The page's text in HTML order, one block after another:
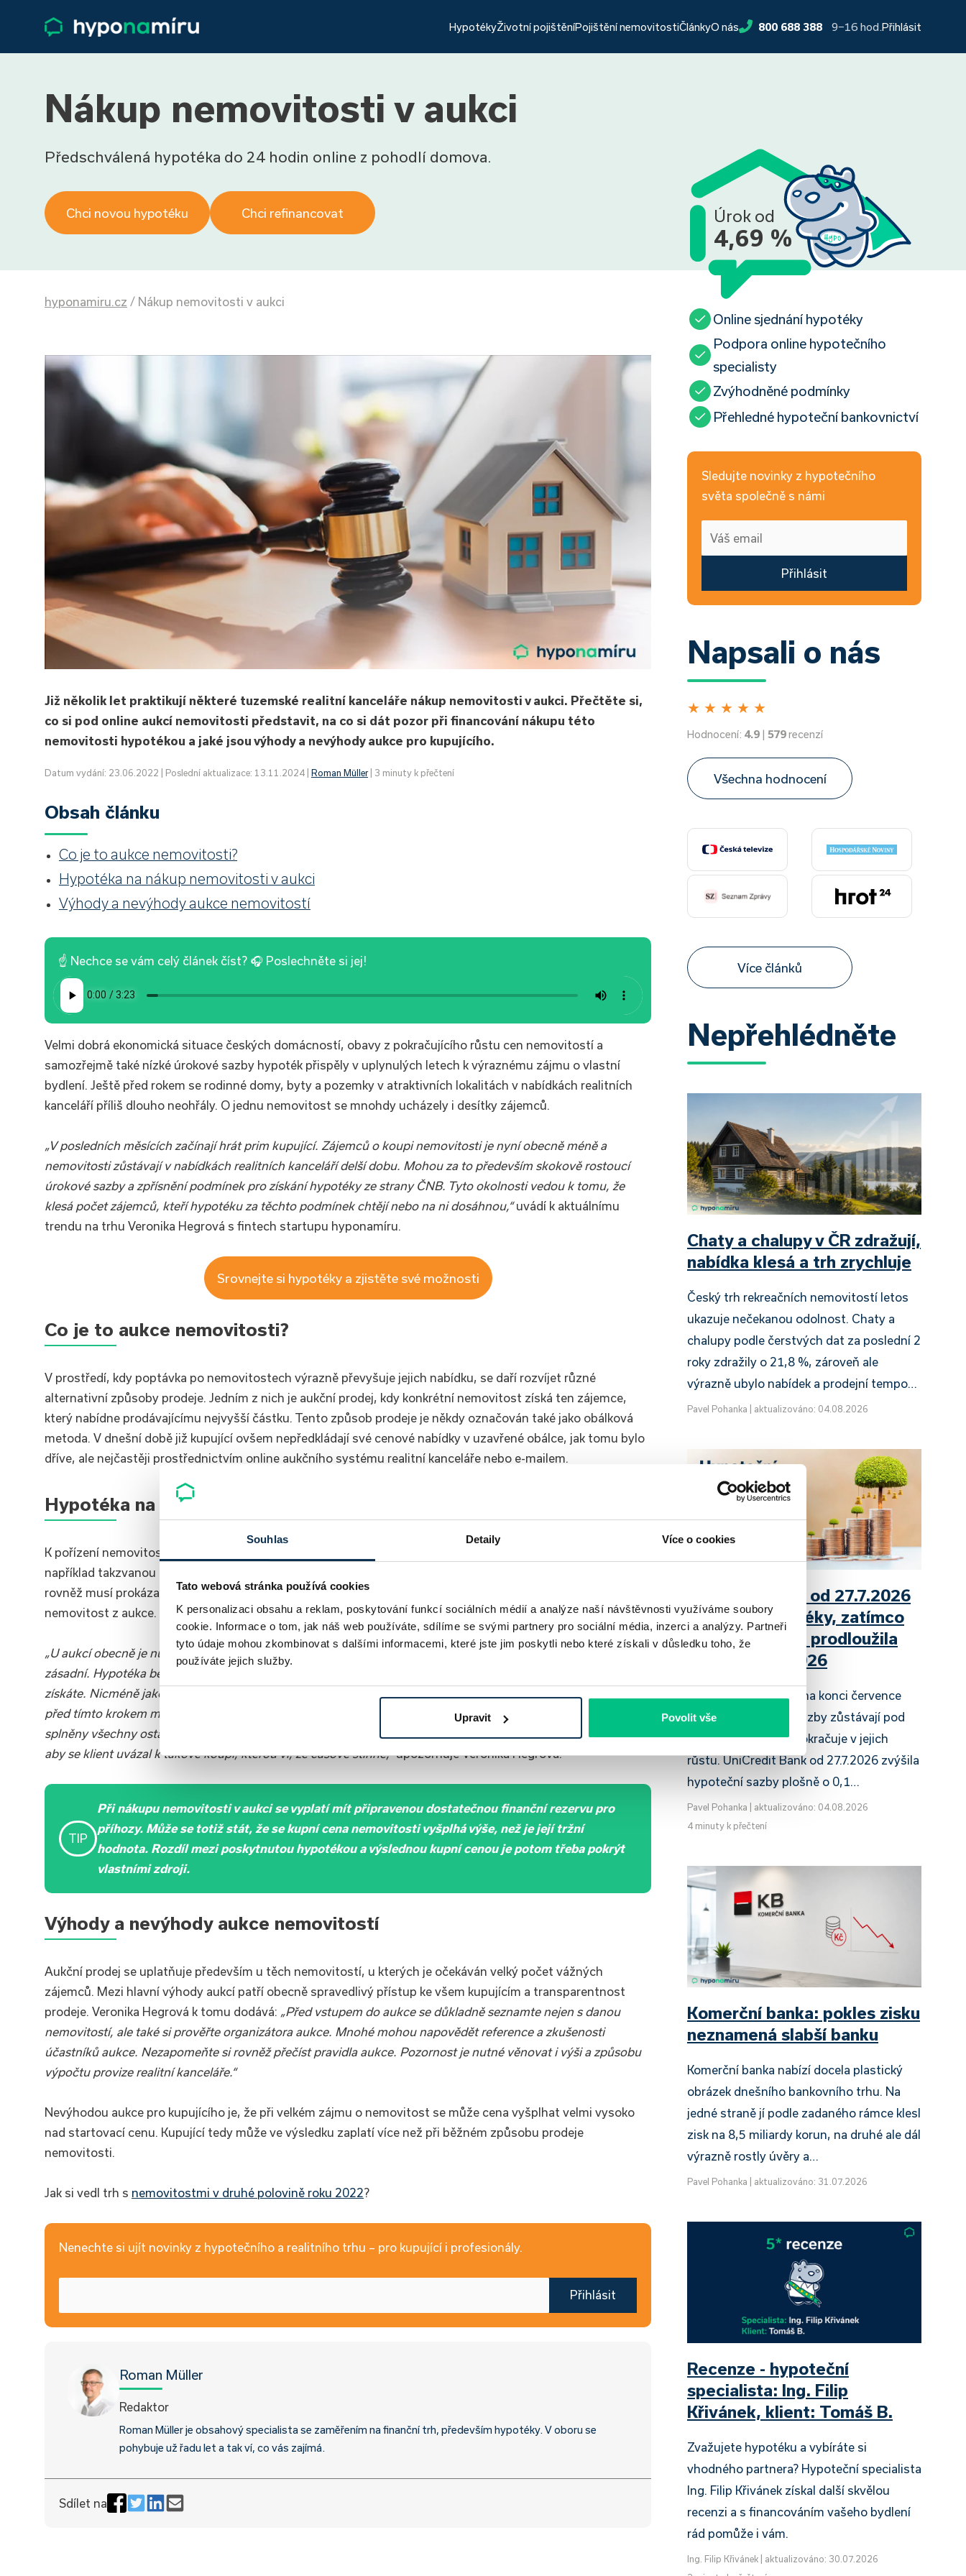
Souhlas Detaily Více o cookies
Tato webová stránka používá cookies
K personalizaci obsahu a reklam, poskytování funkcí sociálních médií a analýze naší návštěvnosti využíváme soubory
cookie. Informace o tom, jak náš web používáte, sdílíme se svými partnery pro sociální média, inzerci a analýzy. Partneři
tyto údaje mohou zkombinovat s dalšími informacemi, které jste jim poskytli nebo které získali v důsledku toho, že
používáte jejich služby.
Upravit Povolit vše
HypotékyŽivotní pojištěníPojištění nemovitostiČlánkyO nás 800 688 388 9−16 hod. Přihlásit
Nákup nemovitosti v aukci
Předschválená hypotéka do 24 hodin online z pohodlí domova.
Chci novou hypotéku Chci refinancovat Úrok od
4,69 %
hyponamiru.cz / Nákup nemovitosti v aukci
Již několik let praktikují některé tuzemské realitní kanceláře nákup nemovitosti v aukci. Přečtěte si,
co si pod online aukcí nemovitosti představit, na co si dát pozor při financování nákupu této
nemovitosti hypotékou a jaké jsou výhody a nevýhody aukce pro kupujícího.
Datum vydání: 23.06.2022 | Poslední aktualizace: 13.11.2024 | Roman Müller| 3 minuty k přečtení
Obsah článku
Co je to aukce nemovitosti?
Hypotéka na nákup nemovitosti v aukci
Výhody a nevýhody aukce nemovitostí
☝ Nechce se vám celý článek číst? 🎧 Poslechněte si jej!
Velmi dobrá ekonomická situace českých domácností, obavy z pokračujícího růstu cen nemovitostí a
samozřejmě také nízké úrokové sazby hypoték přispěly v uplynulých letech k výraznému zájmu o vlastní
bydlení. Ještě před rokem se rodinné domy, byty a pozemky v atraktivních lokalitách v nabídkách realitních
kanceláří příliš dlouho neohřály. O jednu nemovitost se mnohdy ucházely i desítky zájemců.
„V posledních měsících začínají hrát prim kupující. Zájemců o koupi nemovitosti je nyní obecně méně a
nemovitosti zůstávají v nabídkách realitních kanceláří delší dobu. Mohou za to především skokově rostoucí
úrokové sazby a zpřísnění podmínek pro získání hypotéky ze strany ČNB. Tyto okolnosti vedou k tomu, že
klesá počet zájemců, kteří hypotéku za těchto podmínek chtějí nebo na ni dosáhnou,“uvádí k aktuálnímu
trendu na trhu Veronika Hegrová s fintech startupu hyponamíru.
Srovnejte si hypotéky a zjistěte své možnosti
Co je to aukce nemovitosti?
V prostředí, kdy poptávka po nemovitostech výrazně převyšuje jejich nabídku, se daří rozvíjet různé
alternativní způsoby prodeje. Jedním z nich je aukční prodej, kdy konkrétní nemovitost získá ten zájemce,
který nabídne prodávajícímu nejvyšší částku. Tento způsob prodeje je někdy označován také jako obálková
metoda. V dnešní době již kupující ovšem nepředkládají své cenové nabídky v uzavřené obálce, jak tomu bylo
dříve, ale nejčastěji prostřednictvím online aukčního systému realitní kanceláře nebo e-mailem.
Hypotéka na nákup nemovitosti v aukci
K pořízení nemovitosti v aukci můžete využít nejen vlastní úspory, ale také hypoteční úvěr. Využít lze
například takzvanou hypotéku bez nemovitosti. Pro její samotné schválení dodává zájemce o úvěr žádost a
rovněž musí prokázat dostatečnou bonitu(příjem). Po skončení aukce lze bance nabídnou do zástavy právě
nemovitost z aukce.
„U aukcí obecně je nutné vždy dobře propočítat lhůty plynoucí z aukčního přístupu k nemovitosti, to je zcela
zásadní. Hypotéka bez nemovitosti může být perfektním nástrojem, protože dopředu víte, že úvěr opravdu
získáte. Nicméně jako každá koupě na hypotéku, i ta aukční musí být zakončena načerpáním peněz. A ještě
před tímto krokem musí proběhnout odhad nemovitosti, musí být předložena kupní smlouva a
splněny všechny ostatní podmínky pro načerpání hypotéky
. Proto je potřeba znát termíny načerpání peněz,
aby se klient uvázal k takové koupi, kterou ví, že časově stihne,“upozorňuje Veronika Hegrová.
TIP
Při nákupu nemovitosti v aukci se vyplatí mít připravenou dostatečnou finanční rezervu pro
příhozy. Může se totiž stát, že se kupní cena nemovitosti vyšplhá výše, než je její tržní
hodnota. Rozdíl mezi poskytnutou hypotékou a výslednou kupní cenou je potom třeba pokrýt
vlastními zdroji.
Výhody a nevýhody aukce nemovitostí
Aukční prodej se uplatňuje především u těch nemovitostí, u kterých je očekáván velký počet vážných
zájemců. Mezi hlavní výhody aukcí patří obecně spravedlivý přístup ke všem kupujícím a transparentnost
prodeje. Veronika Hegrová k tomu dodává: „Před vstupem do aukce se důkladně seznamte nejen s danou
nemovitostí, ale také si prověřte organizátora aukce. Mnohé mohou napovědět reference a zkušenosti
účastníků aukce. Nezapomeňte si rovněž přečíst pravidla aukce. Pozornost je nutné věnovat i výši a způsobu
výpočtu provize realitní kanceláře.“
Nevýhodou aukce pro kupujícího je, že při velkém zájmu o nemovitost se může cena vyšplhat velmi vysoko
nad startovací cenu. Kupující tedy může ve výsledku zaplatí více než při běžném způsobu prodeje
nemovitosti.
Jak si vedl trh s nemovitostmi v druhé polovině roku 2022?
Nenechte si ujít novinky z hypotečního a realitního trhu – pro kupující i profesionály.
Přihlásit
Roman Müller
Redaktor
Roman Müller je obsahový specialista se zaměřením na finanční trh, především hypotéky. V oboru se
pohybuje už řadu let a tak ví, co vás zajímá.
Sdílet na
Online sjednání hypotéky
Podpora online hypotečního
specialisty
Zvýhodněné podmínky
Přehledné hypoteční bankovnictví
Sledujte novinky z hypotečního
světa společně s námi
Přihlásit
Napsali o nás
★ ★ ★ ★ ★
Hodnocení: 4.9 | 579recenzí
Všechna hodnocení
Více článků
Nepřehlédněte
Chaty a chalupy v ČR zdražují,
nabídka klesá a trh zrychluje
Český trh rekreačních nemovitostí letos
ukazuje nečekanou odolnost. Chaty a
chalupy podle čerstvých dat za poslední 2
roky zdražily o 21,8 %, zároveň ale
výrazně ubylo nabídek a prodejní tempo…
Pavel Pohanka aktualizováno: 04.08.2026
UniCredit Bank od 27.7.2026
zdražuje hypotéky, zatímco
Raiffeisenbank prodloužila
slevu do 6.9.2026
Český hypoteční trh na konci července
2026 potvrzuje, že sazby zůstávají pod
tlakem a část bank pokračuje v jejich
růstu. UniCredit Bank od 27.7.2026 zvýšila
hypoteční sazby plošně o 0,1…
Pavel Pohanka
aktualizováno: 04.08.2026
4 minuty k přečtení
Komerční banka: pokles zisku
neznamená slabší banku
Komerční banka nabízí docela plastický
obrázek dnešního bankovního trhu. Na
jedné straně jí podle zadaného rámce klesl
zisk na 8,5 miliardy korun, na druhé ale dál
výrazně rostly úvěry a…
Pavel Pohanka aktualizováno: 31.07.2026
Recenze - hypoteční
specialista: Ing. Filip
Křivánek, klient: Tomáš B.
Zvažujete hypotéku a vybíráte si
vhodného partnera? Hypoteční specialista
Ing. Filip Křivánek získal další skvělou
recenzi a s financováním vašeho bydlení
rád pomůže i vám.
Ing. Filip Křivánek
aktualizováno: 30.07.2026